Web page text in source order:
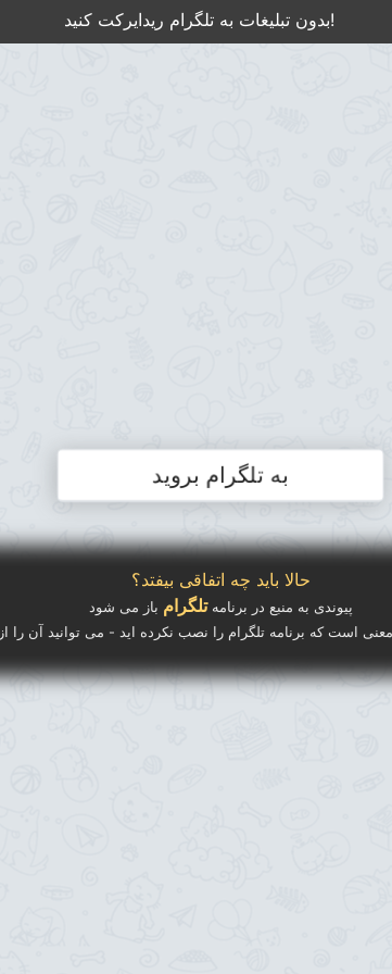
بدون تبلیغات به تلگرام ریدایرکت کنید!
به تلگرام بروید
حالا باید چه اتفاقی بیفتد؟
پیوندی به منبع در برنامهتلگرام باز می شود
معنی است که برنامه تلگرام را نصب نکرده اید - می توانید آن را از